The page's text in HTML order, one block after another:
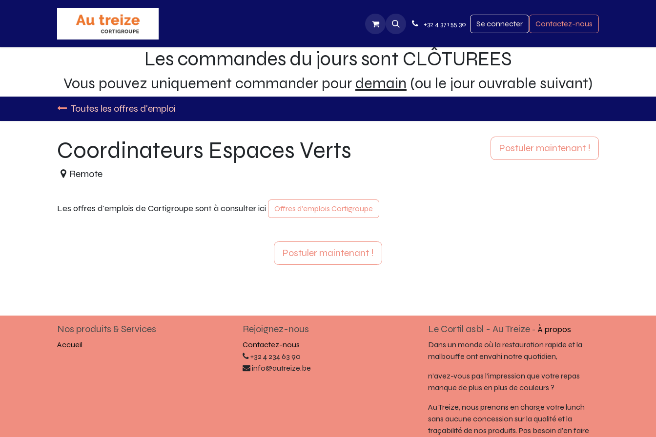
+32 4 371 55 30 Se connecter Contactez-nous
Les commandes du jours sont CLÔTUREES
Vous pouvez uniquement commander pour demain (ou le jour ouvrable suivant)
Toutes les offres d'emploi
Postuler maintenant !
Coordinateurs Espaces Verts
Remote
Les offres d'emplois de Cortigroupe sont à consulter ici Offres d'emplois Cortigroupe
Postuler maintenant !
Nos produits & Services
Accueil
Rejoignez-nous
Contactez-nous
+32 4 234 63 90
info@autreize.be
Le Cortil asbl - Au Treize - À propos
Dans un monde où la restauration rapide et la
malbouffe ont envahi notre quotidien,
n’avez-vous pas l’impression que votre repas
manque de plus en plus de couleurs ?
Au Treize, nous prenons en charge votre lunch
sans aucune concession sur la qualité et la
traçabilité de nos produits. Pas besoin d’en faire